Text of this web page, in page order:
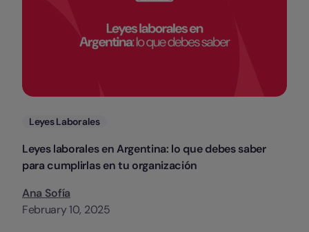
Categorias
Leyes Laborales
Leyes laborales en Argentina: lo que debes saber
para cumplirlas en tu organización
Ana Sofía
February 10, 2025